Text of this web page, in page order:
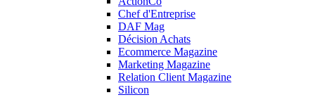
Chef d'Entreprise
DAF Mag
Décision Achats
Ecommerce Magazine
Marketing Magazine
Relation Client Magazine
Silicon